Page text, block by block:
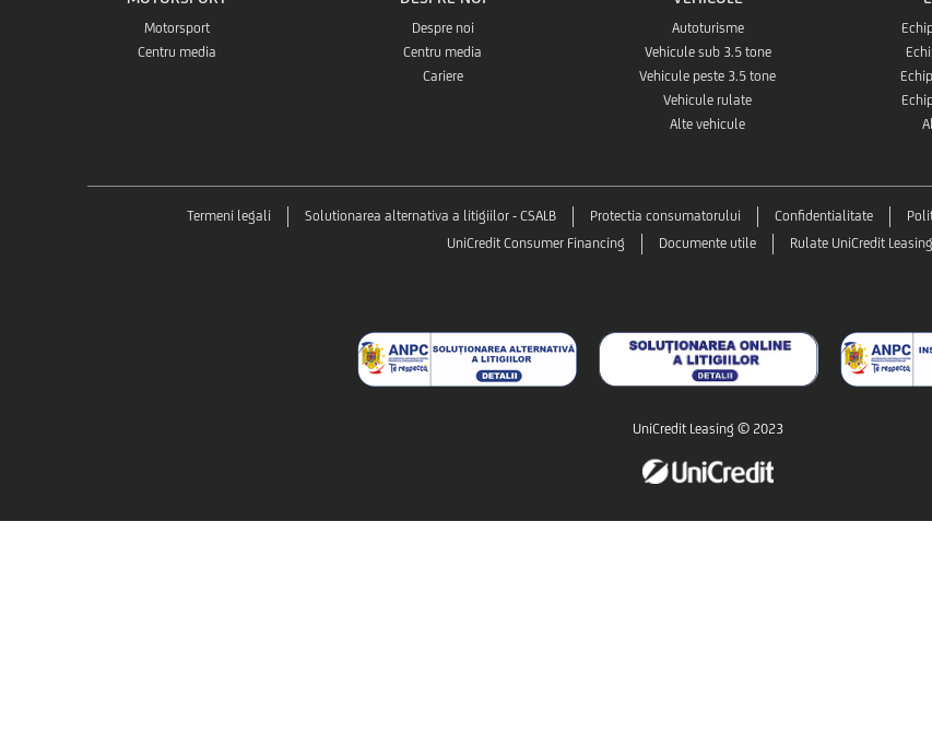
Motorsport
Centru media
Despre noi
Centru media
Cariere
Autoturisme
Vehicule sub 3.5 tone
Vehicule peste 3.5 tone
Vehicule rulate
Alte vehicule
Termeni legali Solutionarea alternativa a litigiilor - CSALB Protectia consumatorului Confidentialitate
UniCredit Consumer Financing
Documente utile Rulate UniCredit Leasing
UniCredit Leasing © 2023